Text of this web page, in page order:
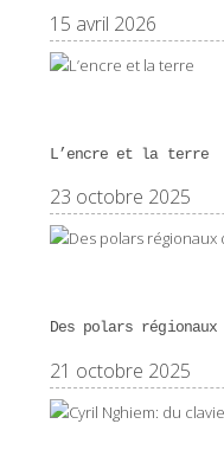
15 avril 2026
L’encre et la terre
23 octobre 2025
Des polars
21 octobre 2025